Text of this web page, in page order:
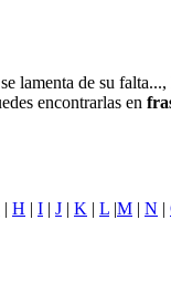
lamenta de su
encontrarlas en
| H | I | J | K | L |M | N |